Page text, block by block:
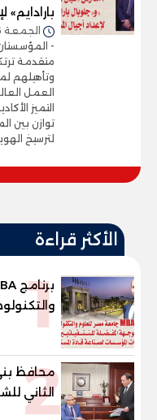
الجمعة 26/يونيو/2026 - 08:45 م
-
متقدمة
وتأهيلهم
العمل
التميز
توازن بين
لترسيخ
الأكثر قراءة
1
وقيادات
2
محافظ
الثاني